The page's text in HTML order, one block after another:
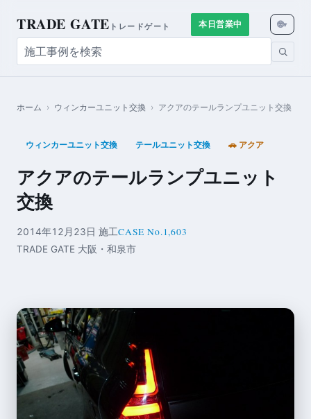
TRADE GATE トレードゲート 本日営業中 🌐▾
ホーム › ウィンカーユニット交換 › アクアのテールランプユニット交換
ウィンカーユニット交換 テールユニット交換 🚗 アクア
アクアのテールランプユニット
交換
2014年12月23日 施工CASE No.1,603
TRADE GATE 大阪・和泉市